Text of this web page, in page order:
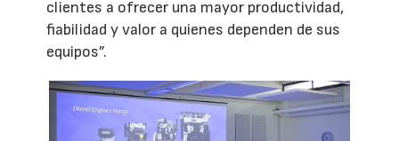
clientes a ofrecer una mayor productividad,
fiabilidad y valor a quienes dependen de sus
equipos”.